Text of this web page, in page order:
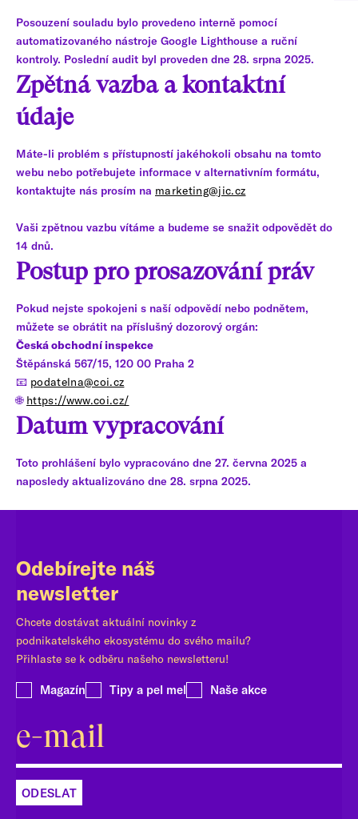
Posouzení souladu bylo provedeno interně pomocí
automatizovaného nástroje Google Lighthouse a ruční
kontroly. Poslední audit byl proveden dne 28. srpna 2025.
Zpětná vazba a kontaktní
údaje
Máte-li problém s přístupností jakéhokoli obsahu na tomto
webu nebo potřebujete informace v alternativním formátu,
kontaktujte nás prosím na marketing@jic.cz
Vaši zpětnou vazbu vítáme a budeme se snažit odpovědět do
14 dnů.
Postup pro prosazování práv
Pokud nejste spokojeni s naší odpovědí nebo podnětem,
můžete se obrátit na příslušný dozorový orgán:
Česká obchodní inspekce
Štěpánská 567/15, 120 00 Praha 2
📧 podatelna@coi.cz
🌐 https://www.coi.cz/
Datum vypracování
Toto prohlášení bylo vypracováno dne 27. června 2025 a
naposledy aktualizováno dne 28. srpna 2025.
Odebírejte náš
newsletter
Chcete dostávat aktuální novinky z
podnikatelského ekosystému do svého mailu?
Přihlaste se k odběru našeho newsletteru!
Magazín Tipy a pel mel Naše akce
ODESLAT